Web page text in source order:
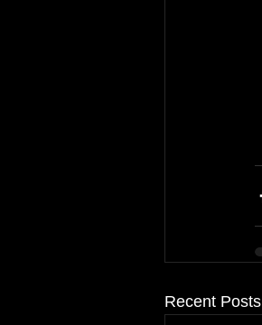
Recent Posts